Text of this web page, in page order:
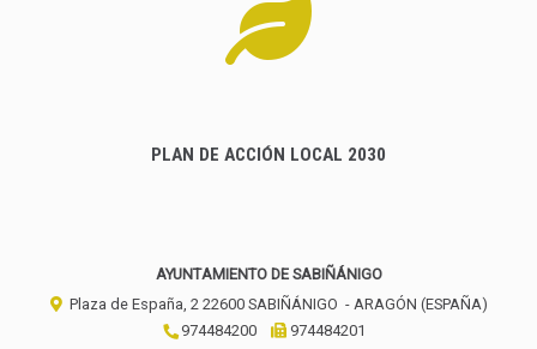
PLAN DE ACCIÓN LOCAL 2030
AYUNTAMIENTO DE SABIÑÁNIGO
Plaza de España, 2 22600 SABIÑÁNIGO - ARAGÓN (ESPAÑA)
974484200
974484201